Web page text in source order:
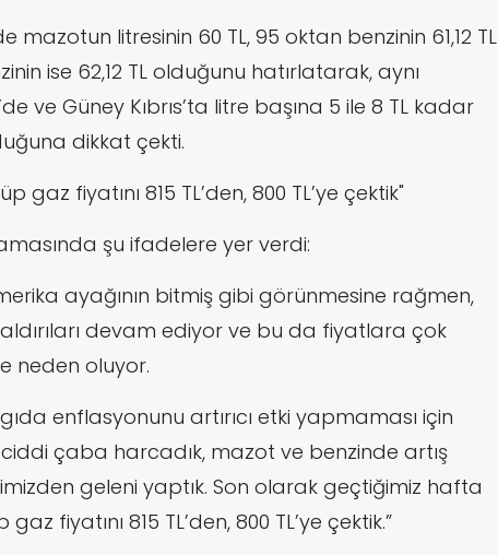
mazotun litresinin 60 TL, 95 oktan benzinin 61,12 TL
ise 62,12 TL olduğunu hatırlatarak, aynı
ve Güney Kıbrıs’ta litre başına 5 ile 8 TL kadar
dikkat çekti.
gaz fiyatını 815 TL’den, 800 TL’ye çektik"
şu ifadelere yer verdi:
ayağının bitmiş gibi görünmesine rağmen,
devam ediyor ve bu da fiyatlara çok
neden oluyor.
enflasyonunu artırıcı etki yapmaması için
çaba harcadık, mazot ve benzinde artış
geleni yaptık. Son olarak geçtiğimiz hafta
fiyatını 815 TL’den, 800 TL’ye çektik.”